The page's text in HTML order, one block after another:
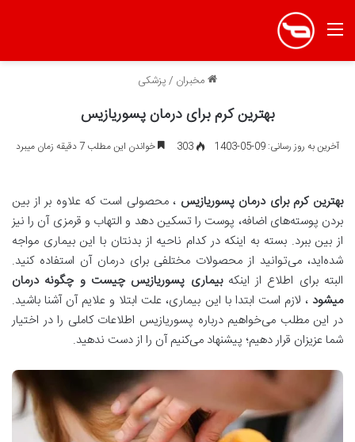
منو
مخبران /پزشکی
بهترین کرم برای درمان پسوریازیس
آخرین به روز رسانی: 09-05-1403 303 خواندن این مطلب 7 دقیقه زمان میبرد
بهترین کرم برای درمان پسوریازیس ، محصولی است که علاوه بر از بین
بردن پوسته‌های اضافه، پوست را تسکین دهد و التهاب و قرمزی آن را نیز
از بین ببرد. بسته به اینکه در کدام ناحیه از بدنتان با این بیماری مواجه
شده‌اید، می‌توانید از محصولات مختلفی برای درمان آن استفاده کنید.
البته برای اطلاع از اینکهبیماری پسوریازیس چیست و چگونه درمان
میشود، لازم است ابتدا با این بیماری، علت ابتلا و علایم آن آشنا باشید.
در این مطلب می‌خواهیم درباره پسوریازیس اطلاعات کاملی را در اختیار
شما عزیزان قرار دهیم؛ پیشنهاد می‌کنیم آن را از دست ندهید.